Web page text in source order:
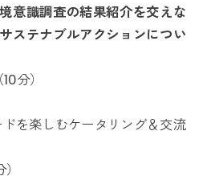
意識調査の結果紹介を交えな
ステナブルアクションについ
分）
を楽しむケータリング＆交流